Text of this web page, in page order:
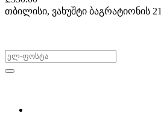
თბილისი, ვახუშტი ბაგრატიონის 21